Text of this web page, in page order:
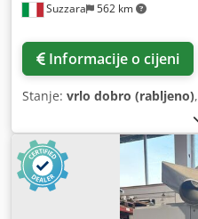
Suzzara 562 km
Informacije o cijeni
Stanje: vrlo dobro (rabljeno),